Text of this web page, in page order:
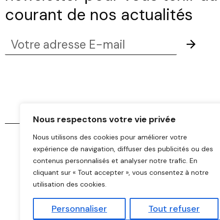
Nous respectons votre vie privée
Nous utilisons des cookies pour améliorer votre
expérience de navigation, diffuser des publicités ou des
contenus personnalisés et analyser notre trafic. En
cliquant sur « Tout accepter », vous consentez à notre
utilisation des cookies.
Personnaliser Tout refuser
courant de nos actualités
Votre
adresse
Envoyer